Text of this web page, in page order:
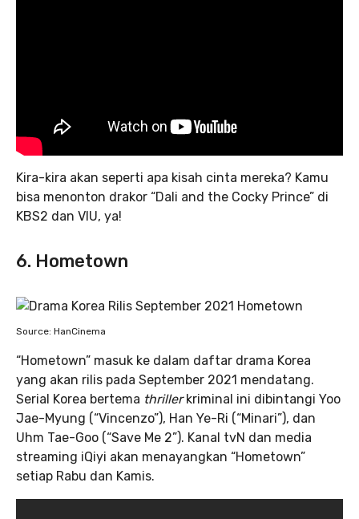
Kira-kira akan seperti apa kisah cinta mereka? Kamu
bisa menonton drakor “Dali and the Cocky Prince” di
KBS2 dan VIU, ya!
6. Hometown
Source: HanCinema
“Hometown” masuk ke dalam daftar drama Korea
yang akan rilis pada September 2021 mendatang.
Serial Korea bertema thrillerkriminal ini dibintangi Yoo
Jae-Myung (“Vincenzo”), Han Ye-Ri (“Minari”), dan
Uhm Tae-Goo (“Save Me 2”). Kanal tvN dan media
streaming iQiyi akan menayangkan “Hometown”
setiap Rabu dan Kamis.